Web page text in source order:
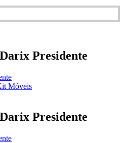
Presidente
Presidente